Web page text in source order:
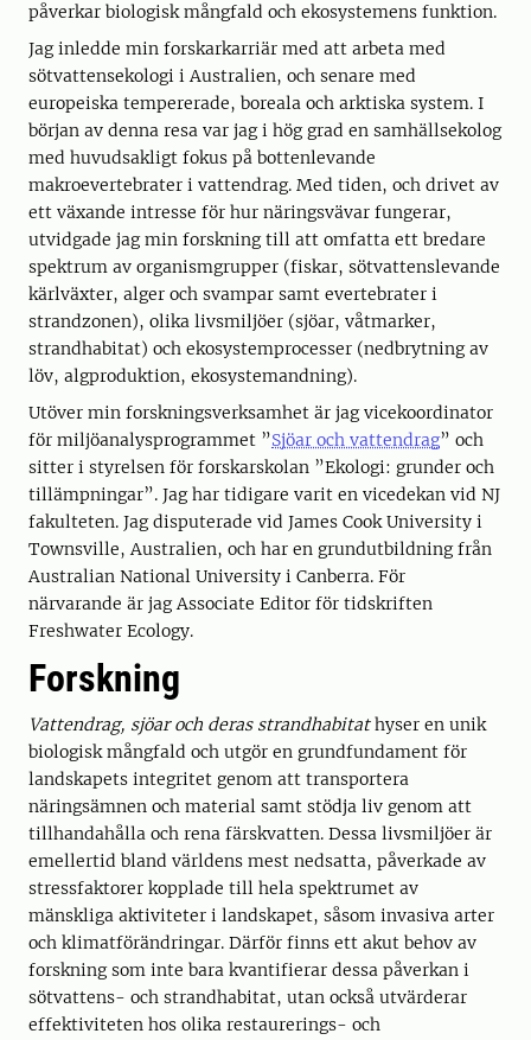
påverkar biologisk mångfald och ekosystemens funktion.
Jag inledde min forskarkarriär med att arbeta med
sötvattensekologi i Australien, och senare med
europeiska tempererade, boreala och arktiska system. I
början av denna resa var jag i hög grad en samhällsekolog
med huvudsakligt fokus på bottenlevande
makroevertebrater i vattendrag. Med tiden, och drivet av
ett växande intresse för hur näringsvävar fungerar,
utvidgade jag min forskning till att omfatta ett bredare
spektrum av organismgrupper (fiskar, sötvattenslevande
kärlväxter, alger och svampar samt evertebrater i
strandzonen), olika livsmiljöer (sjöar, våtmarker,
strandhabitat) och ekosystemprocesser (nedbrytning av
löv, algproduktion, ekosystemandning).
Utöver min forskningsverksamhet är jag vicekoordinator
för miljöanalysprogrammet ”Sjöar och vattendrag” och
sitter i styrelsen för forskarskolan ”Ekologi: grunder och
tillämpningar”. Jag har tidigare varit en vicedekan vid NJ
fakulteten. Jag disputerade vid James Cook University i
Townsville, Australien, och har en grundutbildning från
Australian National University i Canberra. För
närvarande är jag Associate Editor för tidskriften
Freshwater Ecology.
Forskning
Vattendrag, sjöar och deras strandhabitathyser en unik
biologisk mångfald och utgör en grundfundament för
landskapets integritet genom att transportera
näringsämnen och material samt stödja liv genom att
tillhandahålla och rena färskvatten. Dessa livsmiljöer är
emellertid bland världens mest nedsatta, påverkade av
stressfaktorer kopplade till hela spektrumet av
mänskliga aktiviteter i landskapet, såsom invasiva arter
och klimatförändringar. Därför finns ett akut behov av
forskning som inte bara kvantifierar dessa påverkan i
sötvattens- och strandhabitat, utan också utvärderar
effektiviteten hos olika restaurerings- och